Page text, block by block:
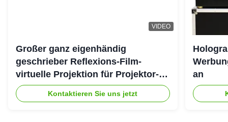
VIDEO
Großer ganz eigenhändig
geschrieber Reflexions-Film-
virtuelle Projektion für Projektor-
System des Hologramm-3D
Kontaktieren Sie uns jetzt
an